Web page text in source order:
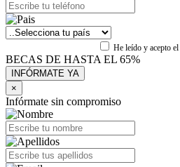
He leído y acepto el
BECAS DE HASTA EL 65%
×
Infórmate sin compromiso